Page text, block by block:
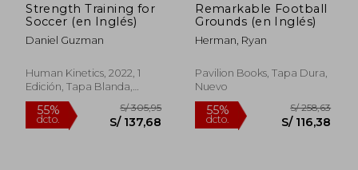
40%
dcto.
S/ 262,41 40%
dcto.
Strength Training for
Soccer (en Inglés)
Daniel Guzman
Human Kinetics, 2022, 1
Edición, Tapa Blanda,
Nuevo
Remarkable Football
Grounds (en Inglés)
Herman, Ryan
Pavilion Books, Tapa Dura,
Nuevo